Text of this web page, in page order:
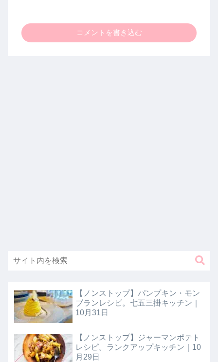
コメントを書き込む
【ノンストップ】パンプキン・モン
ブランレシピ。七五三掛キッチン｜
10月31日
【ノンストップ】ジャーマンポテト
レシピ。ランクアップキッチン｜10
月29日